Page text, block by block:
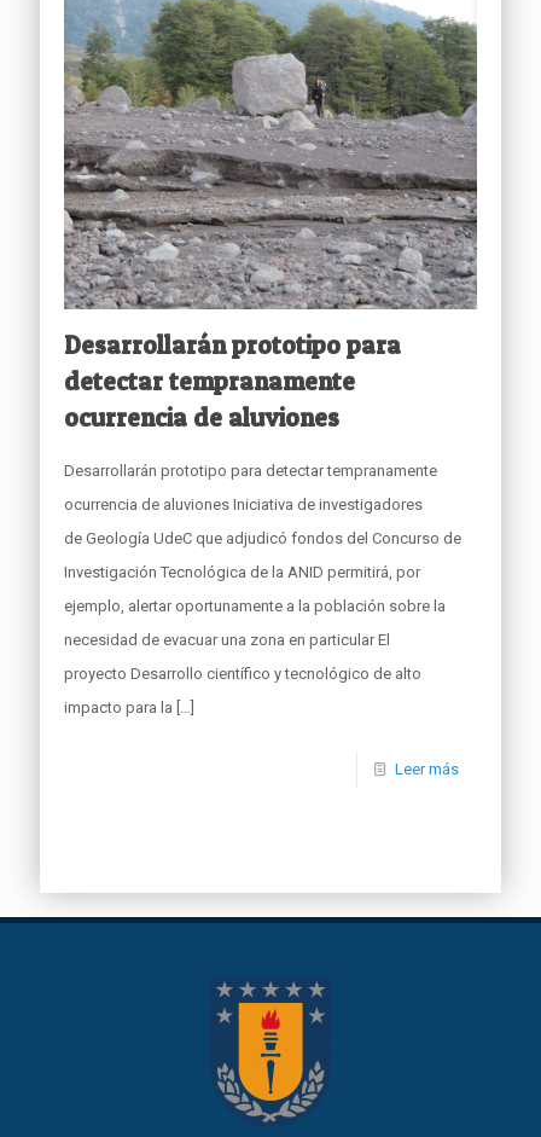
Desarrollarán prototipo para
detectar tempranamente
ocurrencia de aluviones
Desarrollarán prototipo para detectar tempranamente
ocurrencia de aluviones Iniciativa de investigadores
de Geología UdeC que adjudicó fondos del Concurso de
Investigación Tecnológica de la ANID permitirá, por
ejemplo, alertar oportunamente a la población sobre la
necesidad de evacuar una zona en particular El
proyecto Desarrollo científico y tecnológico de alto
impacto para la
Leer más